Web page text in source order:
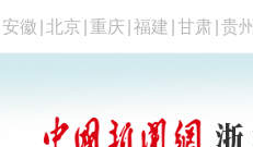
安徽 北京 重庆 福建 甘肃 贵州